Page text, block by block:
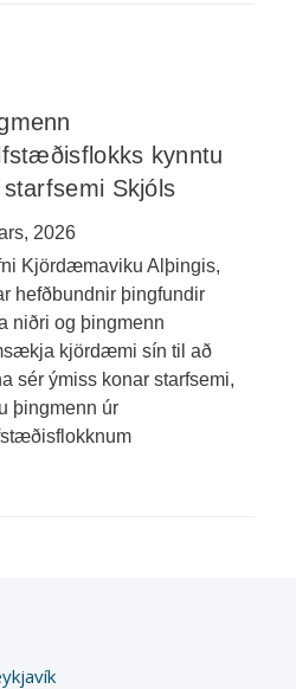
kynntu
Skjóls
2026
Kjördæmaviku Alþingis,
hefðbundnir þingfundir
niðri og þingmenn
kjördæmi sín til að
sér ýmiss konar starfsemi,
þingmenn úr